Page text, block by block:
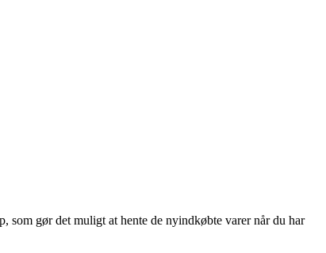
som gør det muligt at hente de nyindkøbte varer når du har